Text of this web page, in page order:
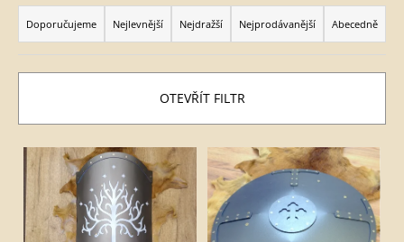
e
o
d
k
ů
Doporučujeme Nejlevnější Nejdražší Nejprodávanější Abecedně
OTEVŘÍT FILTR
V
p
p
u
m
LHANG
920
Kč